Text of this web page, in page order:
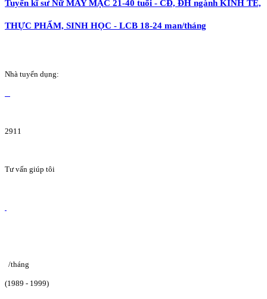
Tuyển kĩ sư Nữ MAY MẶC 21-40 tuổi - CĐ, ĐH ngành KINH TẾ,
THỰC PHẨM, SINH HỌC - LCB 18-24 man/tháng
Nhà tuyển dụng:
2911
Tư vấn giúp tôi
/tháng
(1989 - 1999)